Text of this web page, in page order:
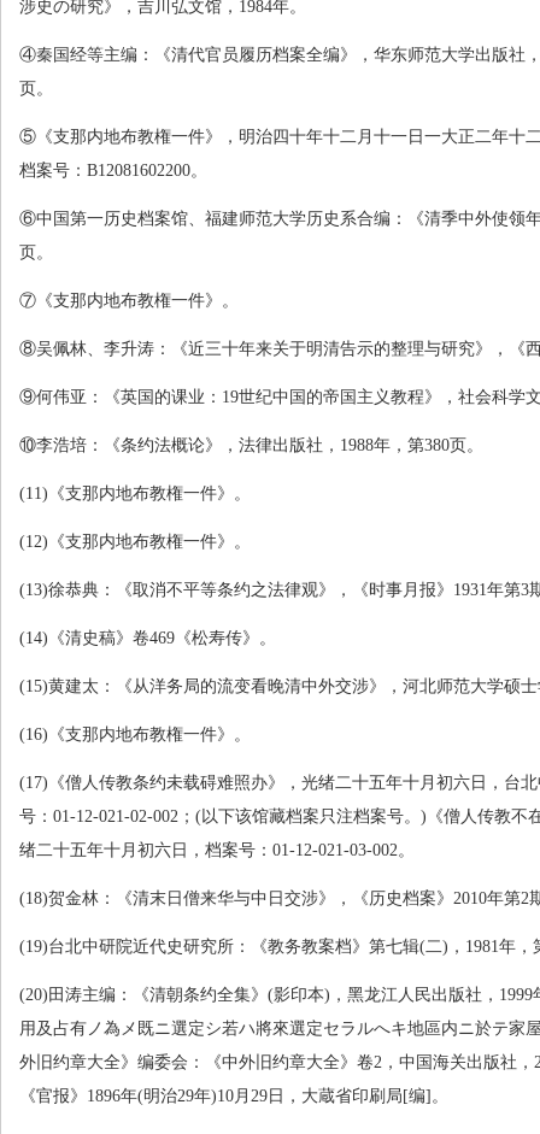
涉史の研究》，吉川弘文馆， 1984年。
④秦国经等主编：《清代官员履历档案全编》，华东师范大学出版社
页。
⑤《支那内地布教権一件》，明治四十年十二月十一日一大正二年十
档案号： B12081602200。
⑥中国第一历史档案馆、福建师范大学历史系合编：《清季中外使领
页。
⑦《支那内地布教権一件》。
⑧吴佩林、李升涛：《近三十年来关于明清告示的整理与研究》，《
⑨何伟亚：《英国的课业： 19世纪中国的帝国主义教程》，社会科学
⑩李浩培：《条约法概论》，法律出版社， 1988年，第380页。
(11) 《支那内地布教権一件》。
(12) 《支那内地布教権一件》。
(13)徐恭典：《取消不平等条约之法律观》，《时事月报》 1931年第3
(14) 《清史稿》卷469 《松寿传》。
(15)黄建太：《从洋务局的流变看晚清中外交涉》，河北师范大学硕
(16) 《支那内地布教権一件》。
(17) 《僧人传教条约未载碍难照办》，光绪二十五年十月初六日，台
号： 01-12-021-02-002 ； (以下该馆藏档案只注档案号。 ) 《僧人传教不
绪二十五年十月初六日，档案号： 01-12-021-03-002。
(18)贺金林：《清末日僧来华与中日交涉》，《历史档案》 2010年第2
(19)台北中研院近代史研究所：《教务教案档》第七辑(二) ， 1981年，
(20) 田涛主编：《清朝条约全集》 (影印本) ，黑龙江人民出版社， 1999
用及占有ノ為メ既ニ選定シ若ハ將來選定セラルへキ地區内ニ於テ
外旧约章大全》编委会：《中外旧约章大全》卷2 ，中国海关出版社，
《官报》 1896年(明治29年)10月 29 日，大蔵省印刷局 [编] 。